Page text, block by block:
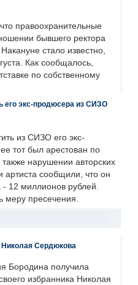
правоохранительные
бывшего ректора
стало известно,
Как сообщалось,
по собственному
его экс-продюсера из СИЗО
из СИЗО его экс-
тот был арестован по
нарушении авторских
артиста сообщили, что он
12 миллионов рублей.
меру пресечения.
Сердюкова
Бородина получила
избранника Николая